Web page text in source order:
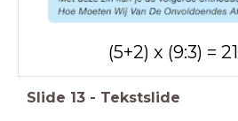
(5+2) x (9:3) = 21
Slide 13 - Tekstslide